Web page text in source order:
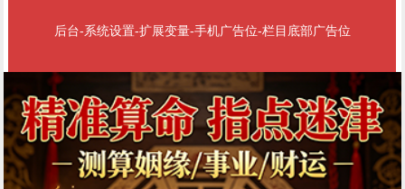
后台-系统设置-扩展变量-手机广告位-栏目底部广告位